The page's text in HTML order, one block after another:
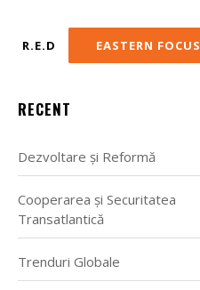
R.E.D EASTERN FOCUS
RECENT
Dezvoltare și Reformă
Cooperarea și Securitatea
Transatlantică
Trenduri Globale